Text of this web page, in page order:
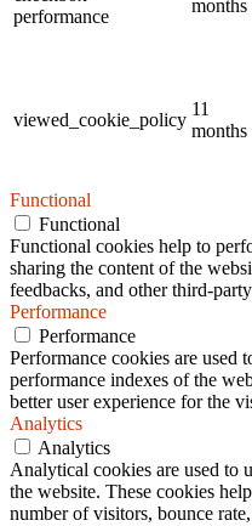
performance
months
viewed_cookie_policy
11
months
Functional
Functional
Functional cookies help to
sharing the content of the
feedbacks, and other third-
Performance
Performance
Performance cookies are used
performance indexes of the
better user experience for the
Analytics
Analytics
Analytical cookies are used to
the website. These cookies
number of visitors, bounce